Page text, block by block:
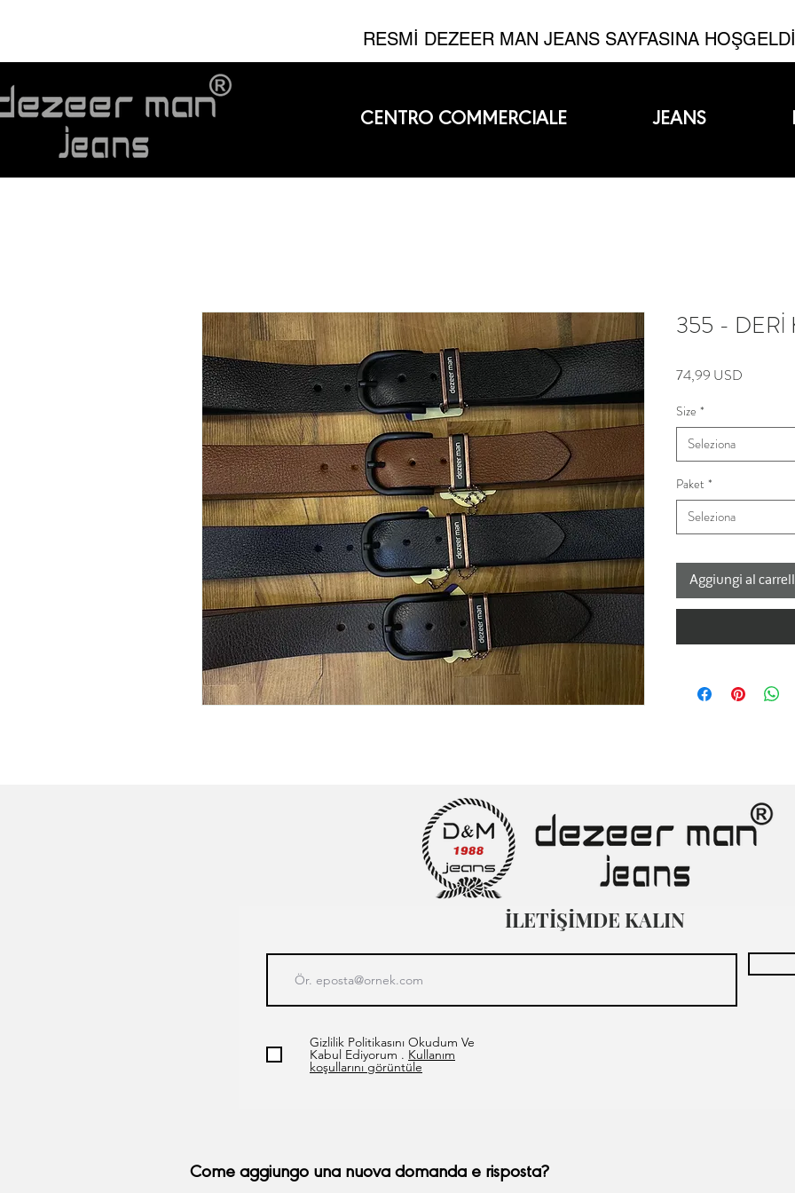
CENTRO COMMERCIALE JEANS
RESMİ DEZEER MAN JEANS SAYFASINA
355 - DERİ
74,99 USD
Size *
Seleziona
Paket *
Seleziona
Aggiungi al
İLETİŞİMDE KALIN
Gizlilik Politikasını Okudum Ve
Kabul Ediyorum . Kullanım
koşullarını görüntüle
Come aggiungo una nuova domanda e risposta?